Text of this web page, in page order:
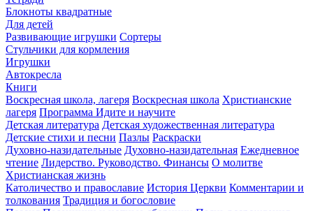
Блокноты квадратные
Для детей
Развивающие игрушки Сортеры
Стульчики для кормления
Игрушки
Автокресла
Книги
Воскресная школа, лагеря Воскресная школа Христианские
лагеря Программа Идите и научите
Детская литература Детская художественная литература
Детские стихи и песни Пазлы Раскраски
Духовно-назидательные Духовно-назидательная Ежедневное
чтение Лидерство. Руководство. Финансы О молитве
Христианская жизнь
Католичество и православие История Церкви Комментарии и
толкования Традиция и богословие